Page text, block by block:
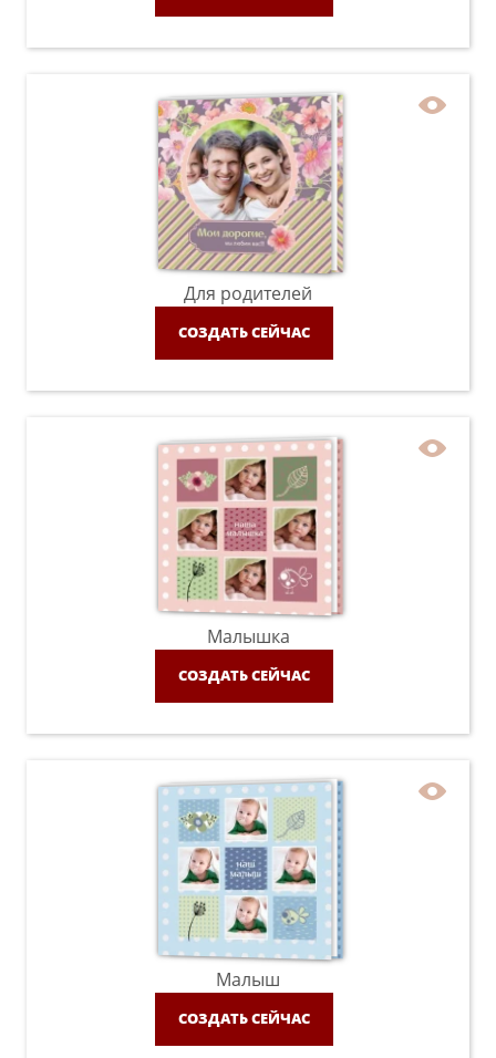
Для родителей
СОЗДАТЬ СЕЙЧАС
Малышка
СОЗДАТЬ СЕЙЧАС
Малыш
СОЗДАТЬ СЕЙЧАС